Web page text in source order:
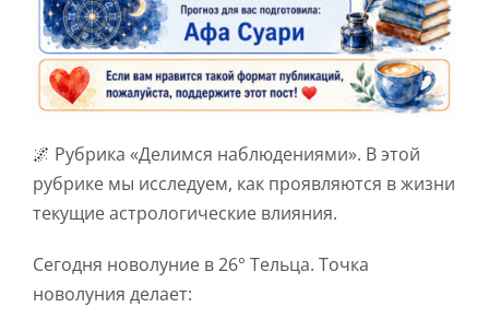
🌌 Рубрика «Делимся наблюдениями». В этой
рубрике мы исследуем, как проявляются в жизни
текущие астрологические влияния.
Сегодня новолуние в 26° Тельца. Точка
новолуния делает: